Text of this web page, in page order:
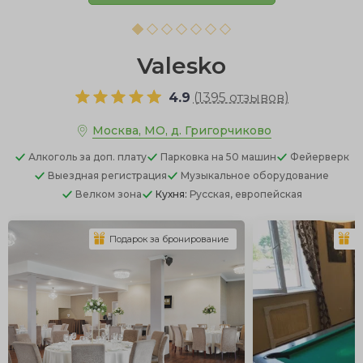
Valesko
4.9 (1395 отзывов)
Москва, МО, д. Григорчиково
Алкоголь за доп. плату Парковка на 50 машин
Фейерверк
Выездная регистрация
Музыкальное оборудование
Велком зона
Кухня: Русская, европейская
Подарок за бронирование